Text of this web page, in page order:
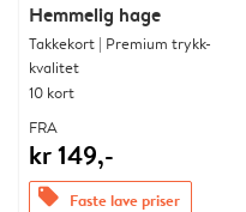
Hemmelig hage
Takkekort | Premium trykk-
kvalitet
10 kort
FRA
kr 149,-
offers Faste lave priser